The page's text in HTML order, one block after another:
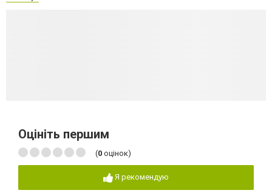
Оцініть першим
(0 оцінок)
Я рекомендую